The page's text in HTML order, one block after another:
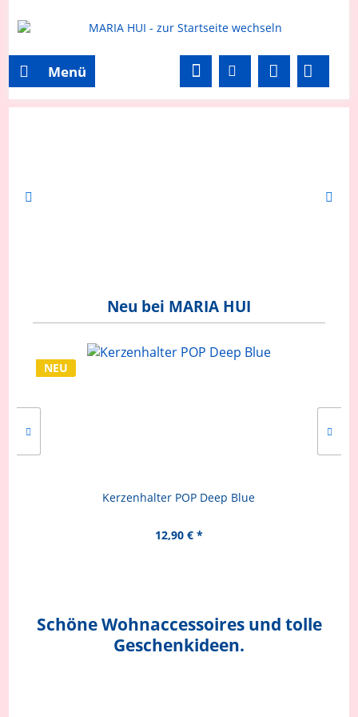
Menü
Neu bei MARIA HUI
NEU
Kerzenhalter POP Deep Blue
12,90 € *
Schöne Wohnaccessoires und tolle
Geschenkideen.